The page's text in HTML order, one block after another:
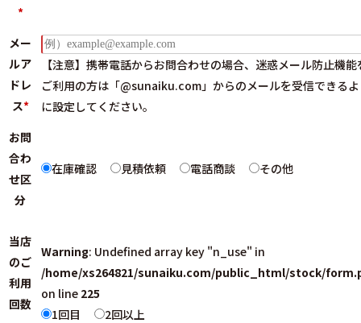
*
メー
ルア
ドレ
ス*
【注意】携帯電話からお問合わせの場合、迷惑メール防止機能
ご利用の方は 「@sunaiku.com」からのメールを受信できる
に設定してください。
お問
合わ
せ区
分
在庫確認 見積依頼 電話商談 その他
当店
のご
利用
回数
Warning: Undefined array key "n_use" in
/home/xs264821/sunaiku.com/public_html/stock/
on line 225
1回目
2回以上